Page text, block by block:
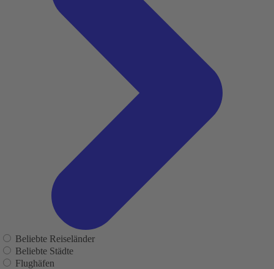
Beliebte Reiseländer
Beliebte Städte
Flughäfen